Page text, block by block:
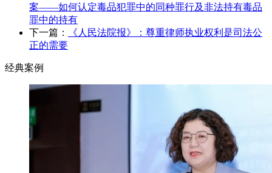
案——如何认定毒品犯罪中的同种罪行及非法持有毒品
罪中的持有
下一篇：
《人民法院报》：尊重律师执业权利是司法公
正的需要
经典案例